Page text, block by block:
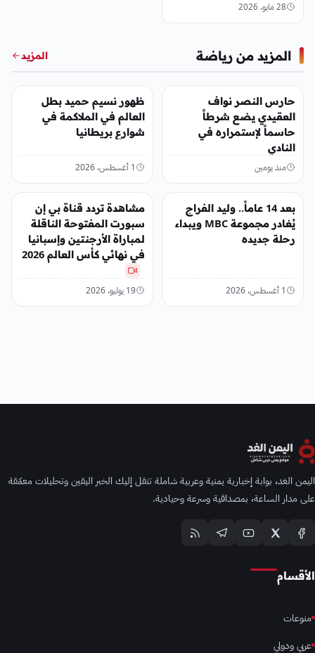
28 مايو، 2026
المزيد من رياضة المزيد
حارس النصر نواف
العقيدي يضع شرطاً
حاسماً لإستمراره في
النادي
منذ يومين
ظهور نسيم حميد بطل
العالم في الملاكمة في
شوارع بريطانيا
1 أغسطس، 2026
بعد 14 عاماً.. وليد الفراج
يُغادر مجموعة MBC ويبداء
رحلة جديده
1 أغسطس، 2026
مشاهدة تردد قناة بي إن
سبورت المفتوحة الناقلة
لمباراة الأرجنتين وإسبانيا
في نهائي كأس العالم 2026
19 يوليو، 2026
اليمن الغد، بوابة إخبارية يمنية وعربية شاملة تنقل إليك الخبر اليقين وتحليلات معمّقة
على مدار الساعة، بمصداقية وسرعة وحيادية.
الأقسام
منوعات
عربي ودولي